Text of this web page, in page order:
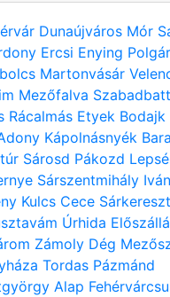
Dunaújváros Mór
Ercsi Enying
Martonvásár
Mezőfalva
Rácalmás Etyek Bodajk
Kápolnásnyék
Sárosd Pákozd
Sárszentmihály
Kulcs Cece
Úrhida
Zámoly Dég
Tordas Pázmánd
Alap